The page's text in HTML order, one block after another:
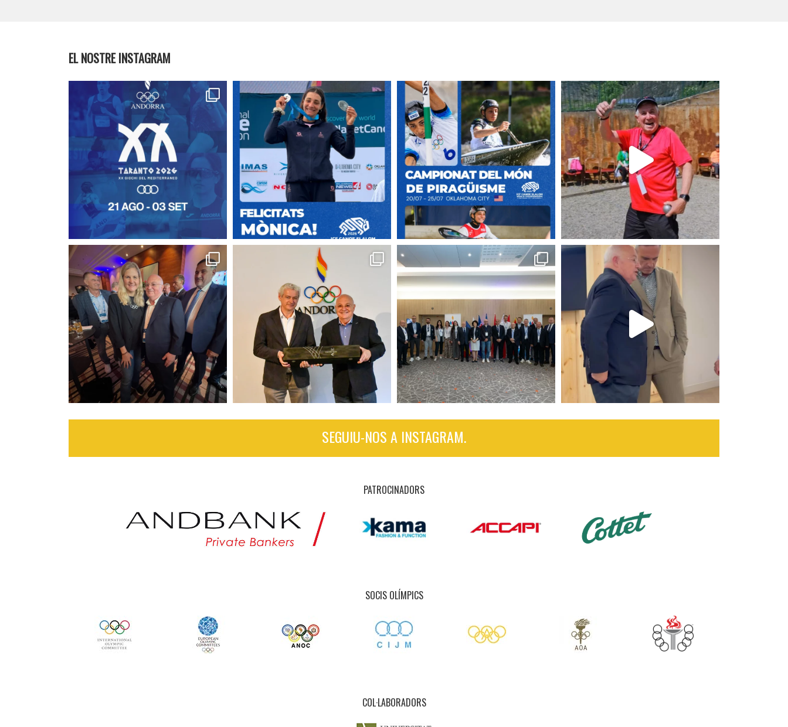
EL NOSTRE INSTAGRAM
SEGUIU-NOS A INSTAGRAM.
PATROCINADORS
SOCIS OLÍMPICS
COL·LABORADORS